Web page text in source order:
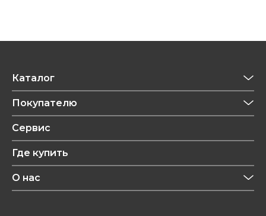
Каталог
Приготовление напитков
Техника для кухни
Уход за волосами
Красота и здоровье
Уход за домом
Покупателю
Обзоры
Рецепты
Сервис
Где купить
О нас